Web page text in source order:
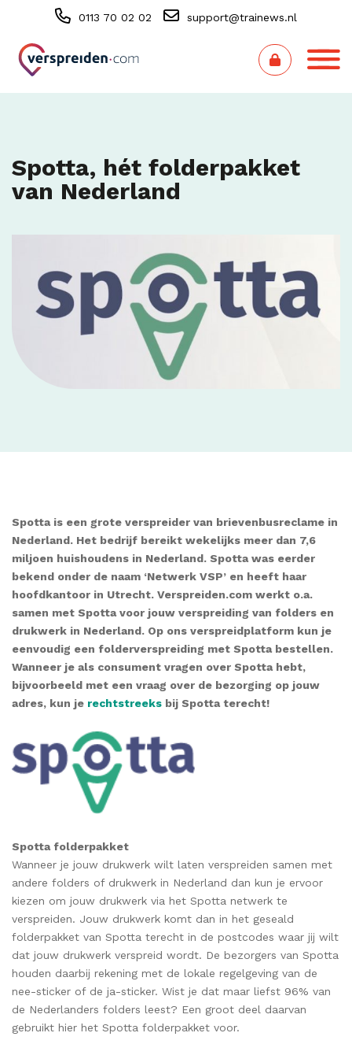
0113 70 02 02 support@trainews.nl
Spotta, hét folderpakket
van Nederland
Spotta is een grote verspreider van brievenbusreclame in
Nederland. Het bedrijf bereikt wekelijks meer dan 7,6
miljoen huishoudens in Nederland. Spotta was eerder
bekend onder de naam ‘Netwerk VSP’ en heeft haar
hoofdkantoor in Utrecht. Verspreiden.com werkt o.a.
samen met Spotta voor jouw verspreiding van folders en
drukwerk in Nederland. Op ons verspreidplatform kun je
eenvoudig een folderverspreiding met Spotta bestellen.
Wanneer je als consument vragen over Spotta hebt,
bijvoorbeeld met een vraag over de bezorging op jouw
adres, kun je rechtstreeks bij Spotta terecht!
Spotta folderpakket
Wanneer je jouw drukwerk wilt laten verspreiden samen met
andere folders of drukwerk in Nederland dan kun je ervoor
kiezen om jouw drukwerk via het Spotta netwerk te
verspreiden. Jouw drukwerk komt dan in het geseald
folderpakket van Spotta terecht in de postcodes waar jij wilt
dat jouw drukwerk verspreid wordt. De bezorgers van Spotta
houden daarbij rekening met de lokale regelgeving van de
nee-sticker of de ja-sticker. Wist je dat maar liefst 96% van
de Nederlanders folders leest? Een groot deel daarvan
gebruikt hier het Spotta folderpakket voor.